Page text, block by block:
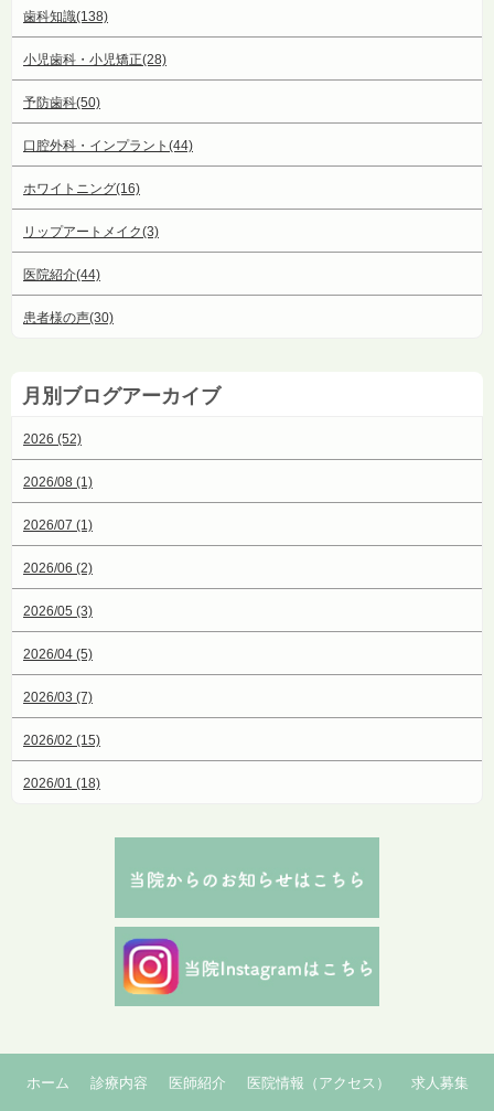
歯科知識(138)
小児歯科・小児矯正(28)
予防歯科(50)
口腔外科・インプラント(44)
ホワイトニング(16)
リップアートメイク(3)
医院紹介(44)
患者様の声(30)
月別ブログアーカイブ
2026 (52)
2026/08 (1)
2026/07 (1)
2026/06 (2)
2026/05 (3)
2026/04 (5)
2026/03 (7)
2026/02 (15)
2026/01 (18)
ホーム 診療内容 医師紹介 医院情報（アクセス） 求人募集